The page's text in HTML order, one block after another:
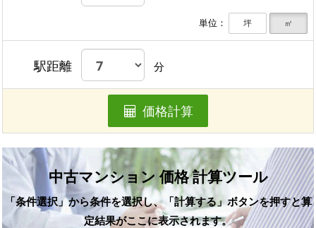
単位： 坪 ㎡
駅距離 分
価格計算
中古マンション 価格 計算ツール
「条件選択」から条件を選択し、「計算する」ボタンを押すと算
定結果がここに表示されます。